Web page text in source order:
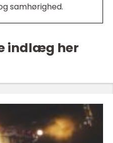
samhørighed.
indlæg her